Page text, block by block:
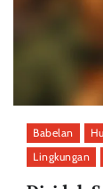
Babelan
Lingkungan